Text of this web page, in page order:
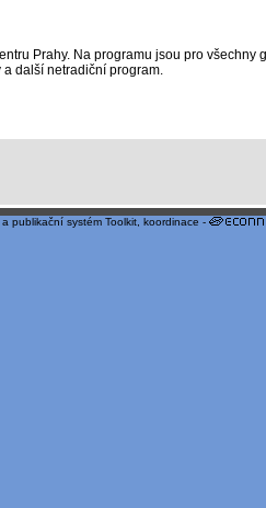
Prahy. Na programu jsou pro všechny
a další netradiční program.
publikační systém Toolkit , koordinace -